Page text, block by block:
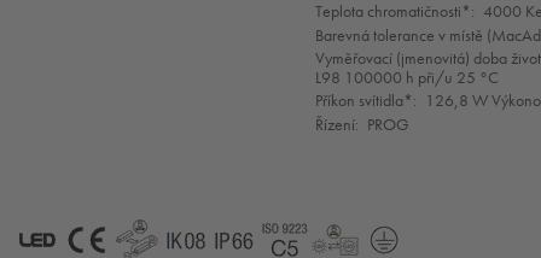
Teplota chromatičnosti*: 4000
Barevná tolerance v místě
Vyměřovací (jmenovitá) doba
L98 100000 h při/u 25 °C
Příkon svítidla*: 126,8 W
Řízení: PROG